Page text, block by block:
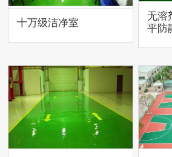
十万级洁净室
无溶
平防